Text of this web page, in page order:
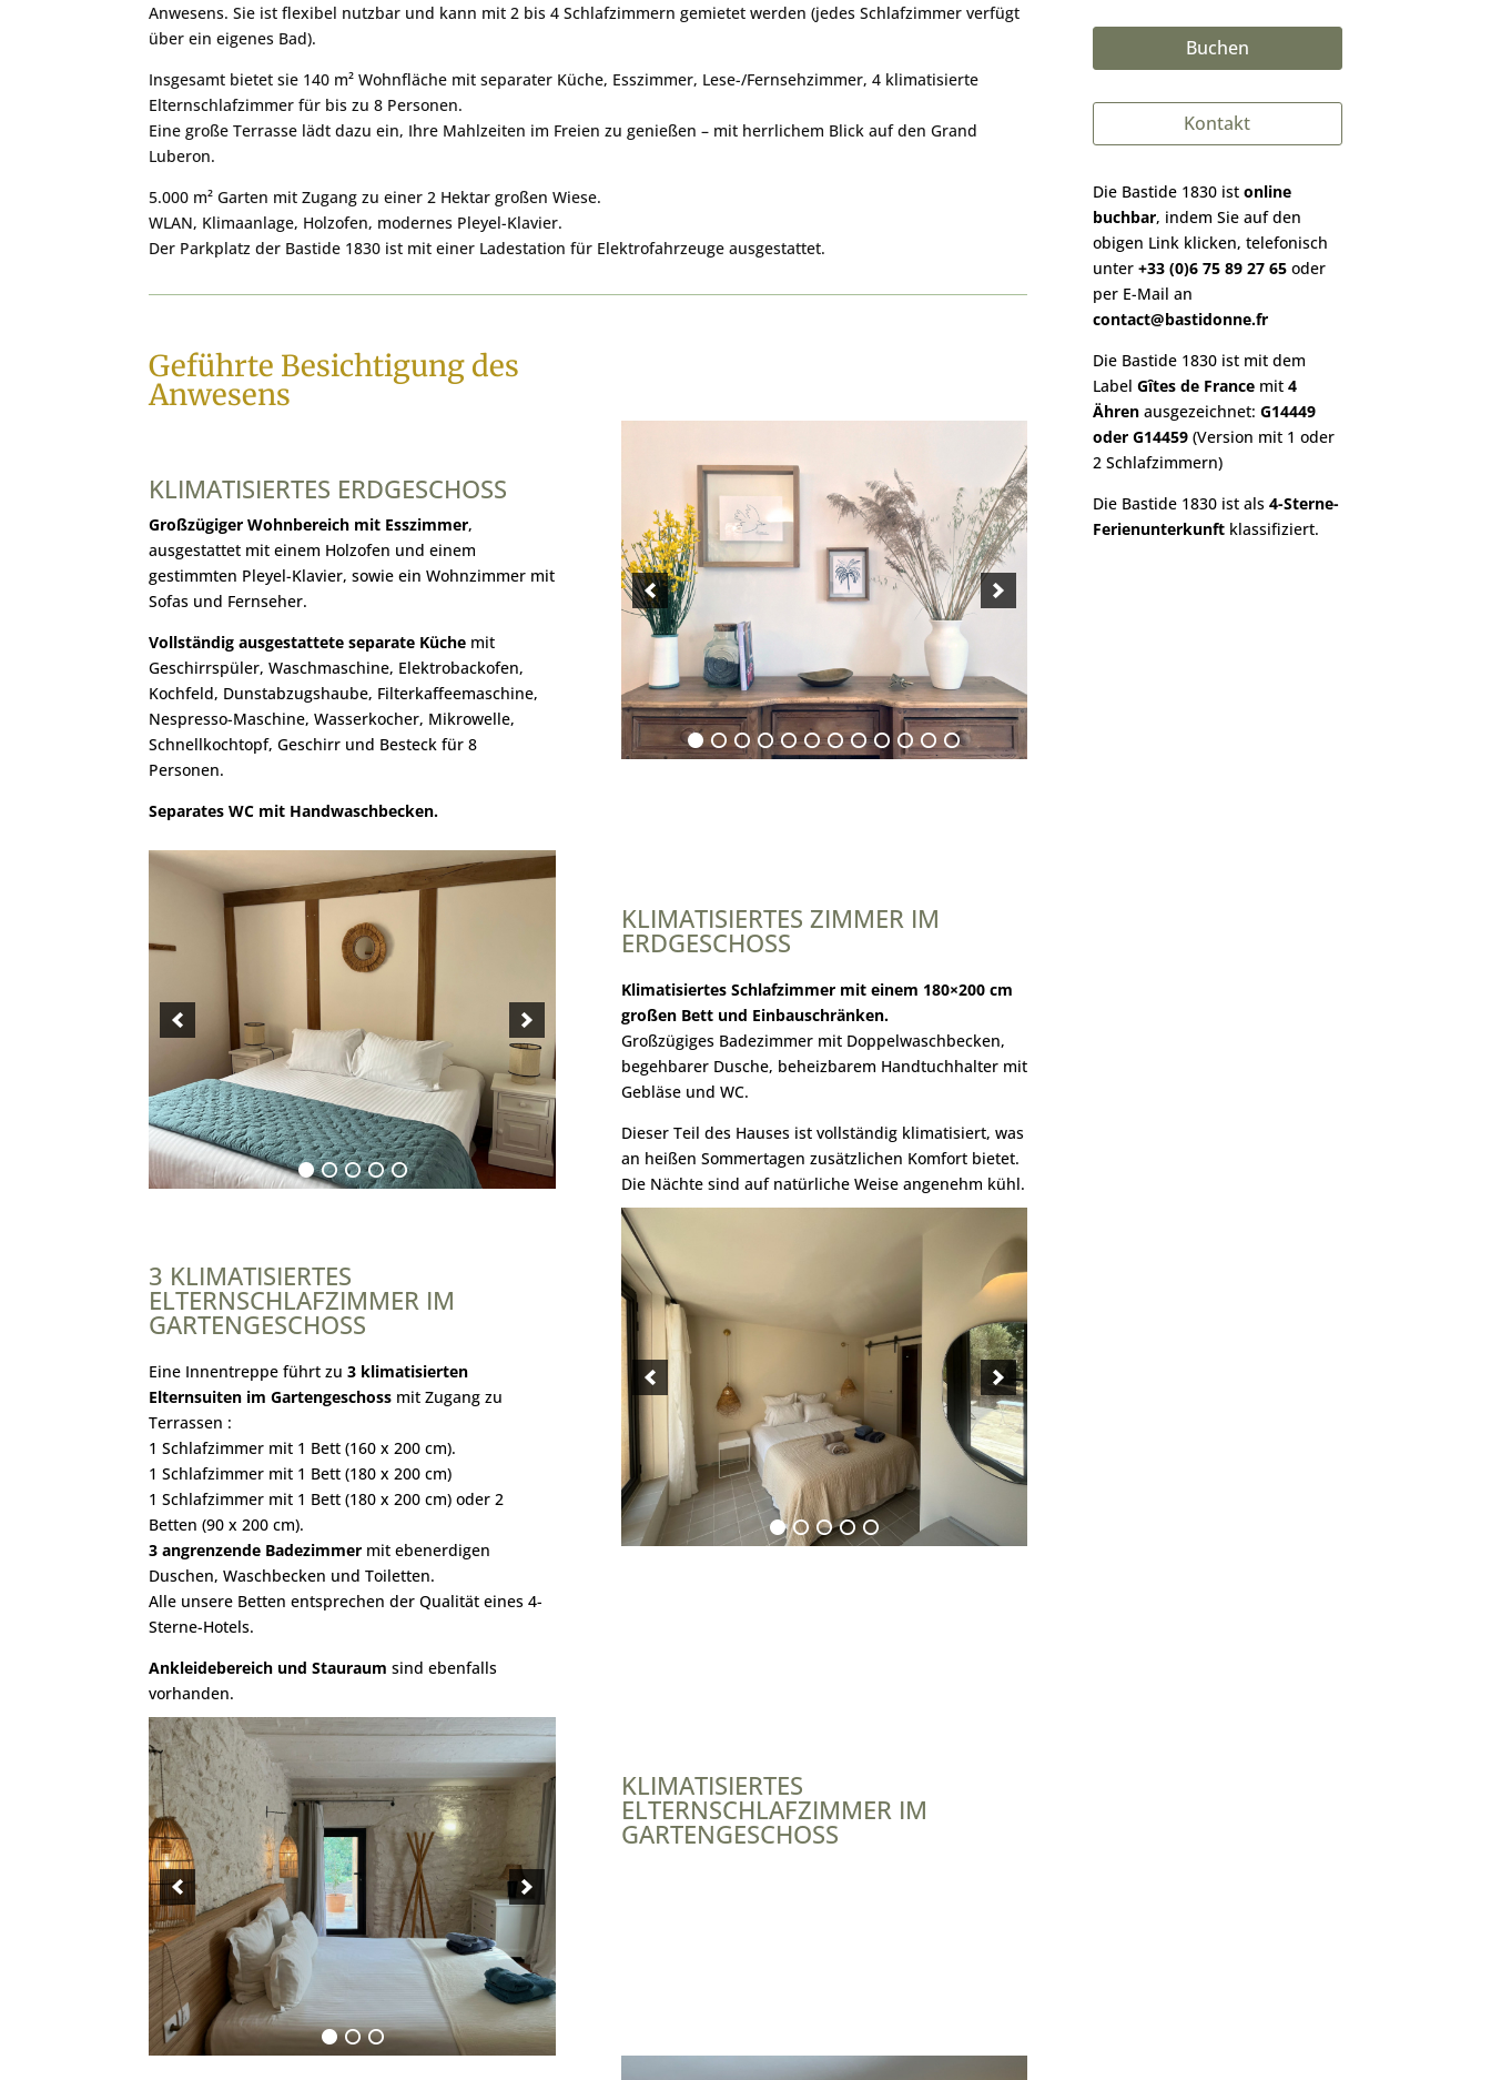
Anwesens. Sie ist flexibel nutzbar und kann mit 2 bis 4 Schlafzimmern gemietet werden (jedes Schlafzimmer verfügt
über ein eigenes Bad).
Insgesamt bietet sie 140 m² Wohnfläche mit separater Küche, Esszimmer, Lese-/Fernsehzimmer, 4 klimatisierte
Elternschlafzimmer für bis zu 8 Personen.
Eine große Terrasse lädt dazu ein, Ihre Mahlzeiten im Freien zu genießen – mit herrlichem Blick auf den Grand
Luberon.
5.000 m² Garten mit Zugang zu einer 2 Hektar großen Wiese.
WLAN, Klimaanlage, Holzofen, modernes Pleyel-Klavier.
Der Parkplatz der Bastide 1830 ist mit einer Ladestation für Elektrofahrzeuge ausgestattet.
Geführte Besichtigung des
Anwesens
KLIMATISIERTES ERDGESCHOSS
Großzügiger Wohnbereich mit Esszimmer,
ausgestattet mit einem Holzofen und einem
gestimmten Pleyel-Klavier, sowie ein Wohnzimmer mit
Sofas und Fernseher.
Vollständig ausgestattete separate Küche mit
Geschirrspüler, Waschmaschine, Elektrobackofen,
Kochfeld, Dunstabzugshaube, Filterkaffeemaschine,
Nespresso-Maschine, Wasserkocher, Mikrowelle,
Schnellkochtopf, Geschirr und Besteck für 8
Personen.
Separates WC mit Handwaschbecken.
KLIMATISIERTES ZIMMER IM
ERDGESCHOSS
Klimatisiertes Schlafzimmer mit einem 180×200 cm
großen Bett und Einbauschränken.
Großzügiges Badezimmer mit Doppelwaschbecken,
begehbarer Dusche, beheizbarem Handtuchhalter mit
Gebläse und WC.
Dieser Teil des Hauses ist vollständig klimatisiert, was
an heißen Sommertagen zusätzlichen Komfort bietet.
Die Nächte sind auf natürliche Weise angenehm kühl.
3 KLIMATISIERTES
ELTERNSCHLAFZIMMER IM
GARTENGESCHOSS
Eine Innentreppe führt zu3 klimatisierten
Elternsuiten im Gartengeschoss mit Zugang zu
Terrassen :
1 Schlafzimmer mit 1 Bett (160 x 200 cm).
1 Schlafzimmer mit 1 Bett (180 x 200 cm)
1 Schlafzimmer mit 1 Bett (180 x 200 cm) oder 2
Betten (90 x 200 cm).
3 angrenzende Badezimmer mit ebenerdigen
Duschen, Waschbecken und Toiletten.
Alle unsere Betten entsprechen der Qualität eines 4-
Sterne-Hotels.
Ankleidebereich und Stauraum sind ebenfalls
vorhanden.
KLIMATISIERTES
ELTERNSCHLAFZIMMER IM
GARTENGESCHOSS
Buchen
Kontakt
Die Bastide 1830 istonline
buchbar, indem Sie auf den
obigen Link klicken, telefonisch
unter+33 (0)6 75 89 27 65 oder
per E-Mail an
contact@bastidonne.fr
Die Bastide 1830 ist mit dem
LabelGîtes de France mit4
Ähren ausgezeichnet:G14449
oder G14459 (Version mit 1 oder
2 Schlafzimmern)
Die Bastide 1830 ist als4-Sterne-
Ferienunterkunft klassifiziert.